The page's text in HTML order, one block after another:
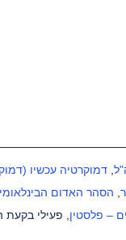
, דמוקרטיה עכשיו
, הסהר האדום הבינלאומי
– פלסטין, פעילי בקעת